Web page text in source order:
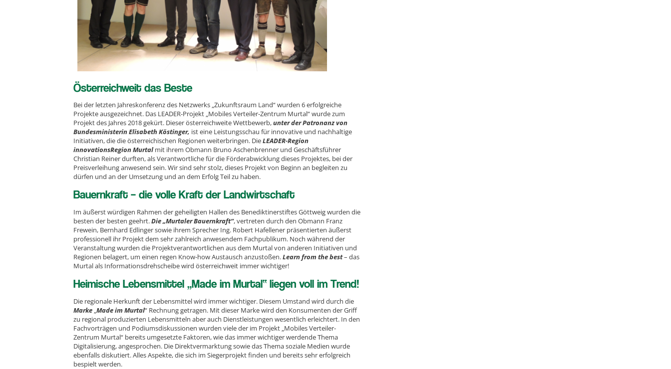
Österreichweit das Beste
Bei der letzten Jahreskonferenz des Netzwerks „Zukunftsraum Land“ wurden 6 erfolgreiche
Projekte ausgezeichnet. Das LEADER-Projekt „Mobiles Verteiler-Zentrum Murtal“ wurde zum
Projekt des Jahres 2018 gekürt. Dieser österreichweite Wettbewerb,unter der Patronanz von
Bundesministerin Elisabeth Köstinger, ist eine Leistungsschau für innovative und nachhaltige
Initiativen, die die österreichischen Regionen weiterbringen. DieLEADER-Region
innovationsRegion Murtalmit ihrem Obmann Bruno Aschenbrenner und Geschäftsführer
Christian Reiner durften, als Verantwortliche für die Förderabwicklung dieses Projektes, bei der
Preisverleihung anwesend sein. Wir sind sehr stolz, dieses Projekt von Beginn an begleiten zu
dürfen und an der Umsetzung und an dem Erfolg Teil zu haben.
Bauernkraft – die volle Kraft der Landwirtschaft
Im äußerst würdigen Rahmen der geheiligten Hallen des Benediktinerstiftes Göttweig wurden die
besten der besten geehrt.Die „Murtaler Bauernkraft“, vertreten durch den Obmann Franz
Frewein, Bernhard Edlinger sowie ihrem Sprecher Ing. Robert Hafellener präsentierten äußerst
professionell ihr Projekt dem sehr zahlreich anwesendem Fachpublikum. Noch während der
Veranstaltung wurden die Projektverantwortlichen aus dem Murtal von anderen Initiativen und
Regionen belagert, um einen regen Know-how Austausch anzustoßen.Learn from the best– das
Murtal als Informationsdrehscheibe wird österreichweit immer wichtiger!
Heimische Lebensmittel „Made im Murtal“ liegen voll im Trend!
Die regionale Herkunft der Lebensmittel wird immer wichtiger. Diesem Umstand wird durch die
Marke Made im Murtal“ Rechnung getragen. Mit dieser Marke wird den Konsumenten der Griff
zu regional produzierten Lebensmitteln aber auch Dienstleistungen wesentlich erleichtert. In den
Fachvorträgen und Podiumsdiskussionen wurden viele der im Projekt „Mobiles Verteiler-
Zentrum Murtal“ bereits umgesetzte Faktoren, wie das immer wichtiger werdende Thema
Digitalisierung, angesprochen. Die Direktvermarktung sowie das Thema soziale Medien wurde
ebenfalls diskutiert. Alles Aspekte, die sich im Siegerprojekt finden und bereits sehr erfolgreich
bespielt werden.